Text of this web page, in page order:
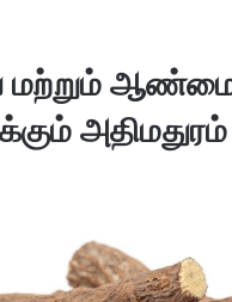
மற்றும்
அதிமதுரம்